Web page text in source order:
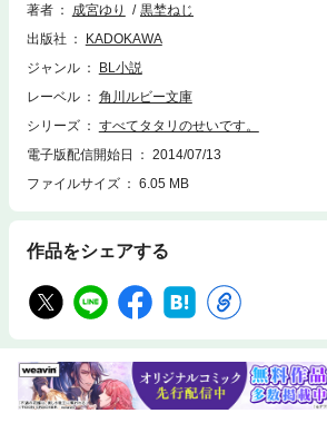
著者 成宮ゆり
黒埜ねじ
出版社
KADOKAWA
ジャンル
BL小説
レーベル
角川ルビー文庫
シリーズ
すべてタタリのせいです。
電子版配信開始日
2014/07/13
ファイルサイズ
6.05 MB
作品をシェアする